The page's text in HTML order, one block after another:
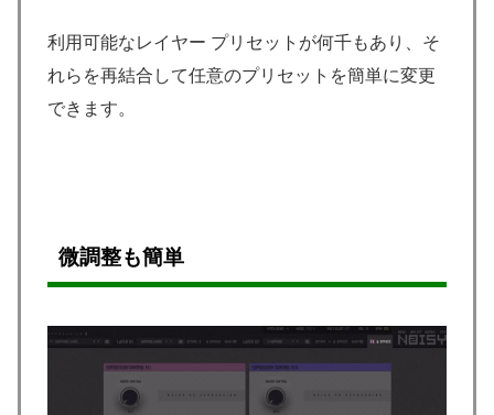
利用可能なレイヤー プリセットが何千もあり、そ
れらを再結合して任意のプリセットを簡単に変更
できます。
微調整も簡単